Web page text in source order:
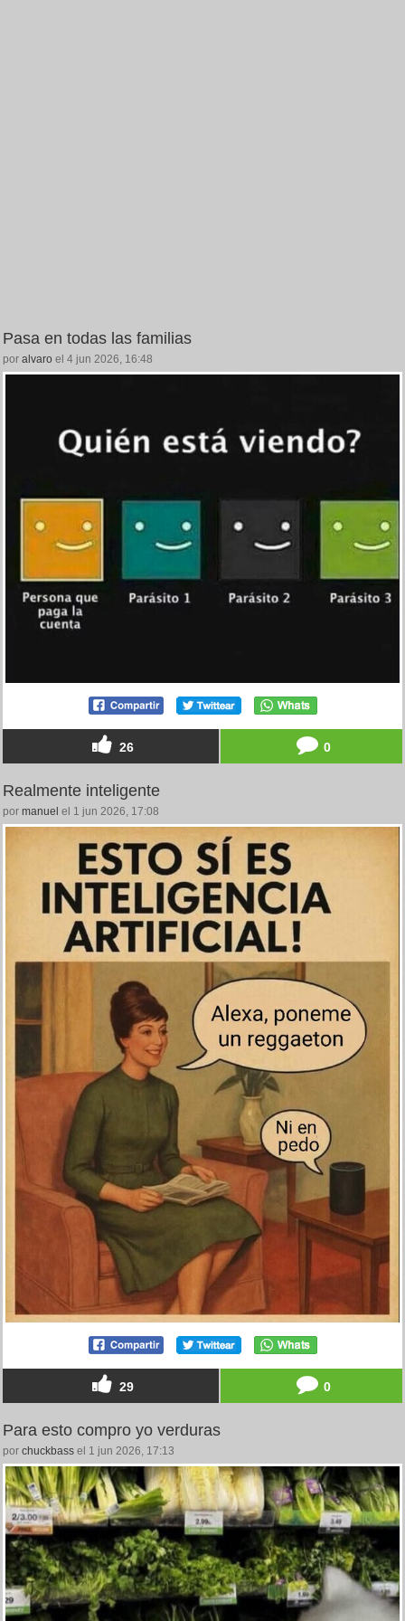
Pasa en todas las familias
por alvaro el 4 jun 2026, 16:48
26 0
Realmente inteligente
por manuel el 1 jun 2026, 17:08
29 0
Para esto compro yo verduras
por chuckbass el 1 jun 2026, 17:13